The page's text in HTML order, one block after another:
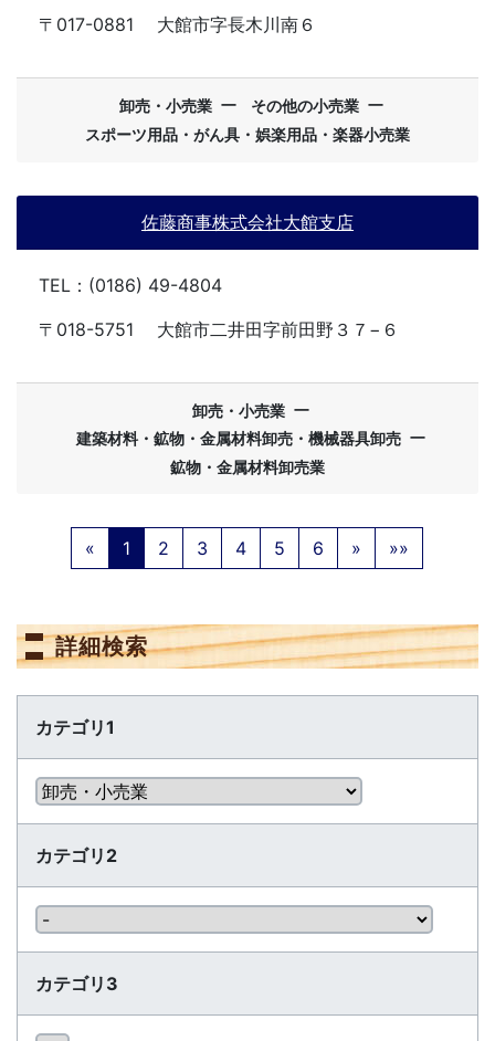
〒017-0881
大館市字長木川南６
卸売・小売業 ー その他の小売業 ー
スポーツ用品・がん具・娯楽用品・楽器小売業
佐藤商事株式会社大館支店
TEL：(0186) 49-4804
〒018-5751
大館市二井田字前田野３７−６
卸売・小売業 ー
建築材料・鉱物・金属材料卸売・機械器具卸売 ー
鉱物・金属材料卸売業
« 1 2 3 4 5 6 » »»
詳細検索
カテゴリ1
カテゴリ2
カテゴリ3